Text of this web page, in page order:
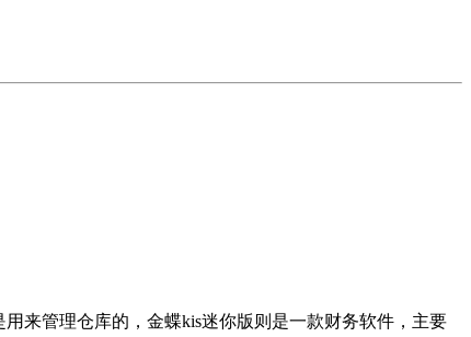
来管理仓库的，金蝶kis迷你版则是一款财务软件，主要